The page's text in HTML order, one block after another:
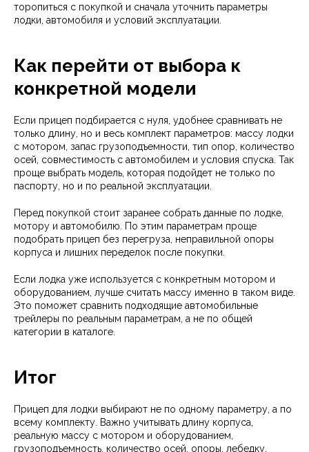
торопиться с покупкой и сначала уточнить параметры
лодки, автомобиля и условий эксплуатации.
Как перейти от выбора к
конкретной модели
Если прицеп подбирается с нуля, удобнее сравнивать не
только длину, но и весь комплект параметров: массу лодки
с мотором, запас грузоподъемности, тип опор, количество
осей, совместимость с автомобилем и условия спуска. Так
проще выбрать модель, которая подойдет не только по
паспорту, но и по реальной эксплуатации.
Перед покупкой стоит заранее собрать данные по лодке,
мотору и автомобилю. По этим параметрам проще
подобрать прицеп без перегруза, неправильной опоры
корпуса и лишних переделок после покупки.
Если лодка уже используется с конкретным мотором и
оборудованием, лучше считать массу именно в таком виде.
Это поможет сравнить подходящие автомобильные
трейлеры по реальным параметрам, а не по общей
категории в каталоге.
Итог
Прицеп для лодки выбирают не по одному параметру, а по
всему комплекту. Важно учитывать длину корпуса,
реальную массу с мотором и оборудованием,
грузоподъемность, количество осей, опоры, лебедку,